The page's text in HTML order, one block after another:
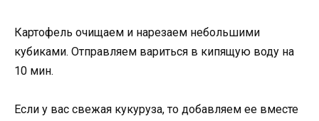
Картофель очищаем и нарезаем небольшими
кубиками. Отправляем вариться в кипящую воду на
10 мин.
Если у вас свежая кукуруза, то добавляем ее вместе